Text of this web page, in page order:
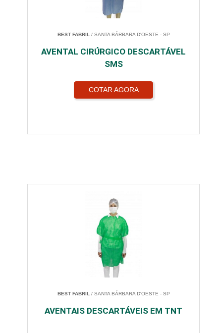
BEST FABRIL / SANTA BÁRBARA D'OESTE - SP
AVENTAL CIRÚRGICO DESCARTÁVEL
SMS
COTAR AGORA
BEST FABRIL / SANTA BÁRBARA D'OESTE - SP
AVENTAIS DESCARTÁVEIS EM TNT